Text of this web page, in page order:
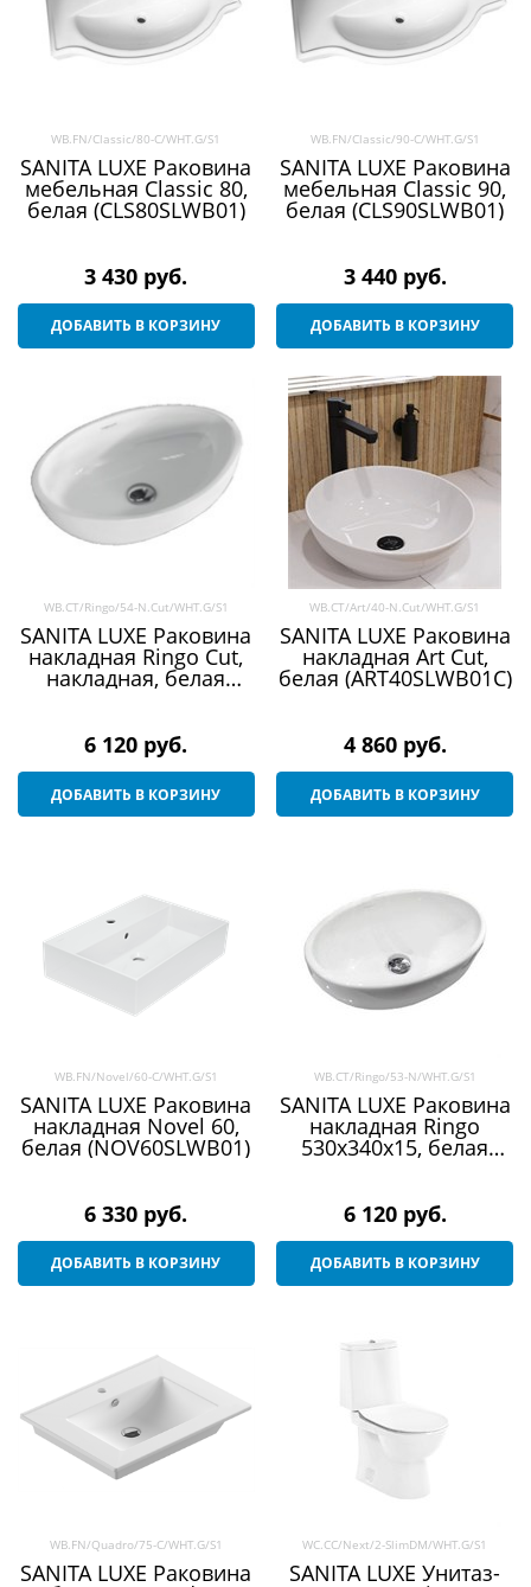
WB.FN/Classic/80-C/WHT.G/S1
SANITA LUXE Раковина
мебельная Classic 80,
белая (CLS80SLWB01)
3 430 руб.
ДОБАВИТЬ В КОРЗИНУ
WB.FN/Classic/90-C/WHT.G/S1
SANITA LUXE Раковина
мебельная Classic 90,
белая (CLS90SLWB01)
3 440 руб.
ДОБАВИТЬ В КОРЗИНУ
WB.CT/Ringo/54-N.Cut/WHT.G/S1
SANITA LUXE Раковина
накладная Ringo Cut,
накладная, белая
6 120 руб.
ДОБАВИТЬ В КОРЗИНУ
WB.CT/Art/40-N.Cut/WHT.G/S1
SANITA LUXE Раковина
накладная Art Cut,
белая (ART40SLWB01C)
4 860 руб.
ДОБАВИТЬ В КОРЗИНУ
WB.FN/Novel/60-C/WHT.G/S1
SANITA LUXE Раковина
накладная Novel 60,
белая (NOV60SLWB01)
6 330 руб.
ДОБАВИТЬ В КОРЗИНУ
WB.CT/Ringo/53-N/WHT.G/S1
SANITA LUXE Раковина
накладная Ringo
530х340х15, белая
6 120 руб.
ДОБАВИТЬ В КОРЗИНУ
WB.FN/Quadro/75-C/WHT.G/S1
SANITA LUXE Раковина
WC.CC/Next/2-SlimDM/WHT.G/S1
SANITA LUXE Унитаз-